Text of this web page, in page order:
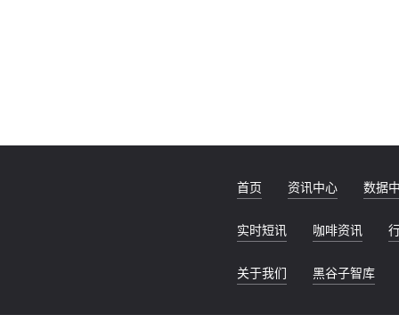
首页 资讯中心 数据
实时短讯 咖啡资讯
关于我们 黑谷子智库